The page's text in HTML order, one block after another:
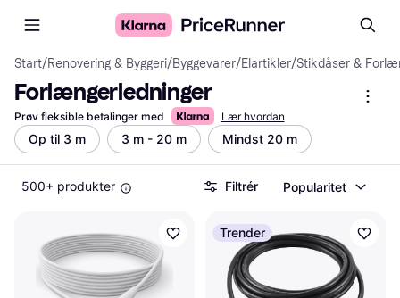
Start/Renovering & Byggeri/Byggevarer/Elartikler/Stikdåser &
Forlængerledninger
Prøv fleksible betalinger med Lær hvordan
Op til 3 m 3 m - 20 m Mindst 20 m
500+ produkter Filtrér Popularitet
Trender